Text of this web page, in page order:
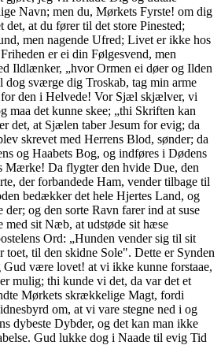
Navn; men du, Mørkets Fyrste! om dig
det, at du fører til det store Pinested;
men nagende Ufred; Livet er ikke hos
er ei din Følgesvend, men
Ildlænker, „hvor Ormen ei døer og Ilden
dog sværge dig Troskab, tag min arme
den i Helvede! Vor Sjæl skjælver, vi
maa det kunne skee; „thi Skriften kan
det, at Sjælen taber Jesum for evig; da
skrevet med Herrens Blod, sønder; da
og Haabets Bog, og indføres i Dødens
Mærke! Da flygter den hvide Due, den
der forbandede Ham, vender tilbage til
bedækker det hele Hjertes Land, og
og den sorte Ravn farer ind at suse
med sit Næb, at udstøde sit hæse
Ord: „Hunden vender sig til sit
toet, til den skidne Sole". Dette er Synden
være lovet! at vi ikke kunne forstaae,
mulig; thi kunde vi det, da var det et
Mørkets skrækkelige Magt, fordi
om, at vi vare stegne ned i og
dybeste Dybder, og det kan man ikke
Gud lukke dog i Naade til evig Tid